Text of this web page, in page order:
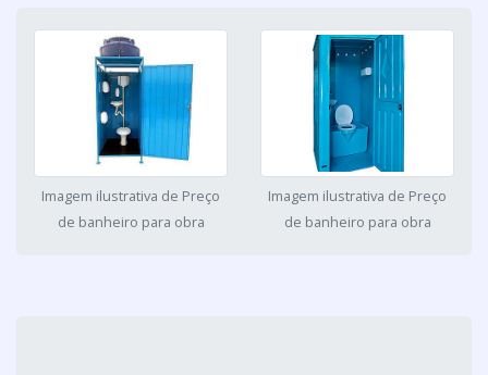
Imagem ilustrativa de Preço
de banheiro para obra
Imagem ilustrativa de Preço
de banheiro para obra